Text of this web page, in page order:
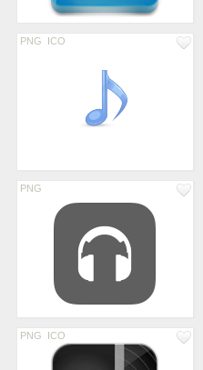
PNG ICO
PNG
PNG ICO